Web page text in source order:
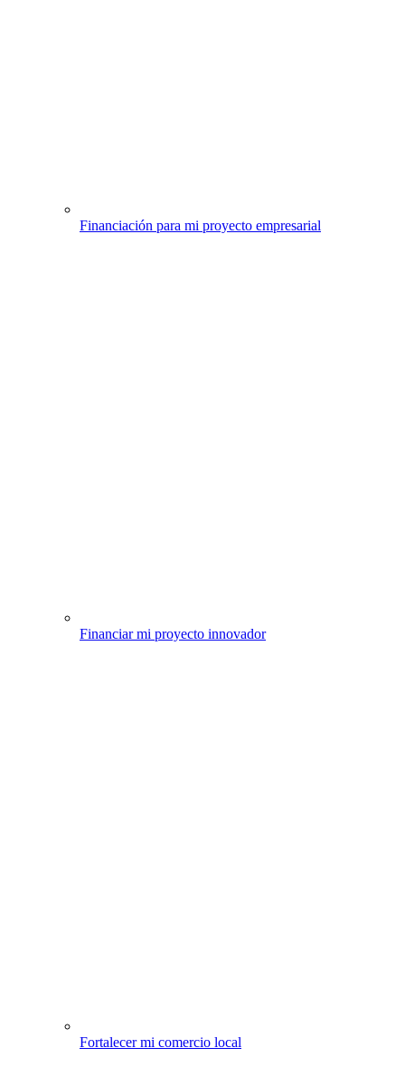
Financiación para mi proyecto empresarial
Financiar mi proyecto innovador
Fortalecer mi comercio local